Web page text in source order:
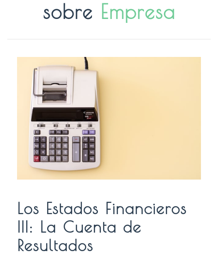
sobre Empresa
Los Estados Financieros
III: La Cuenta de
Resultados